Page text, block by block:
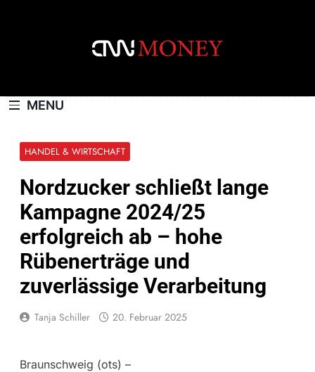
MENU
HANDEL & WIRTSCHAFT
Nordzucker schließt lange
Kampagne 2024/25
erfolgreich ab – hohe
Rübenerträge und
zuverlässige Verarbeitung
Tanja Schiller 20. Februar 2025
Braunschweig (ots) –